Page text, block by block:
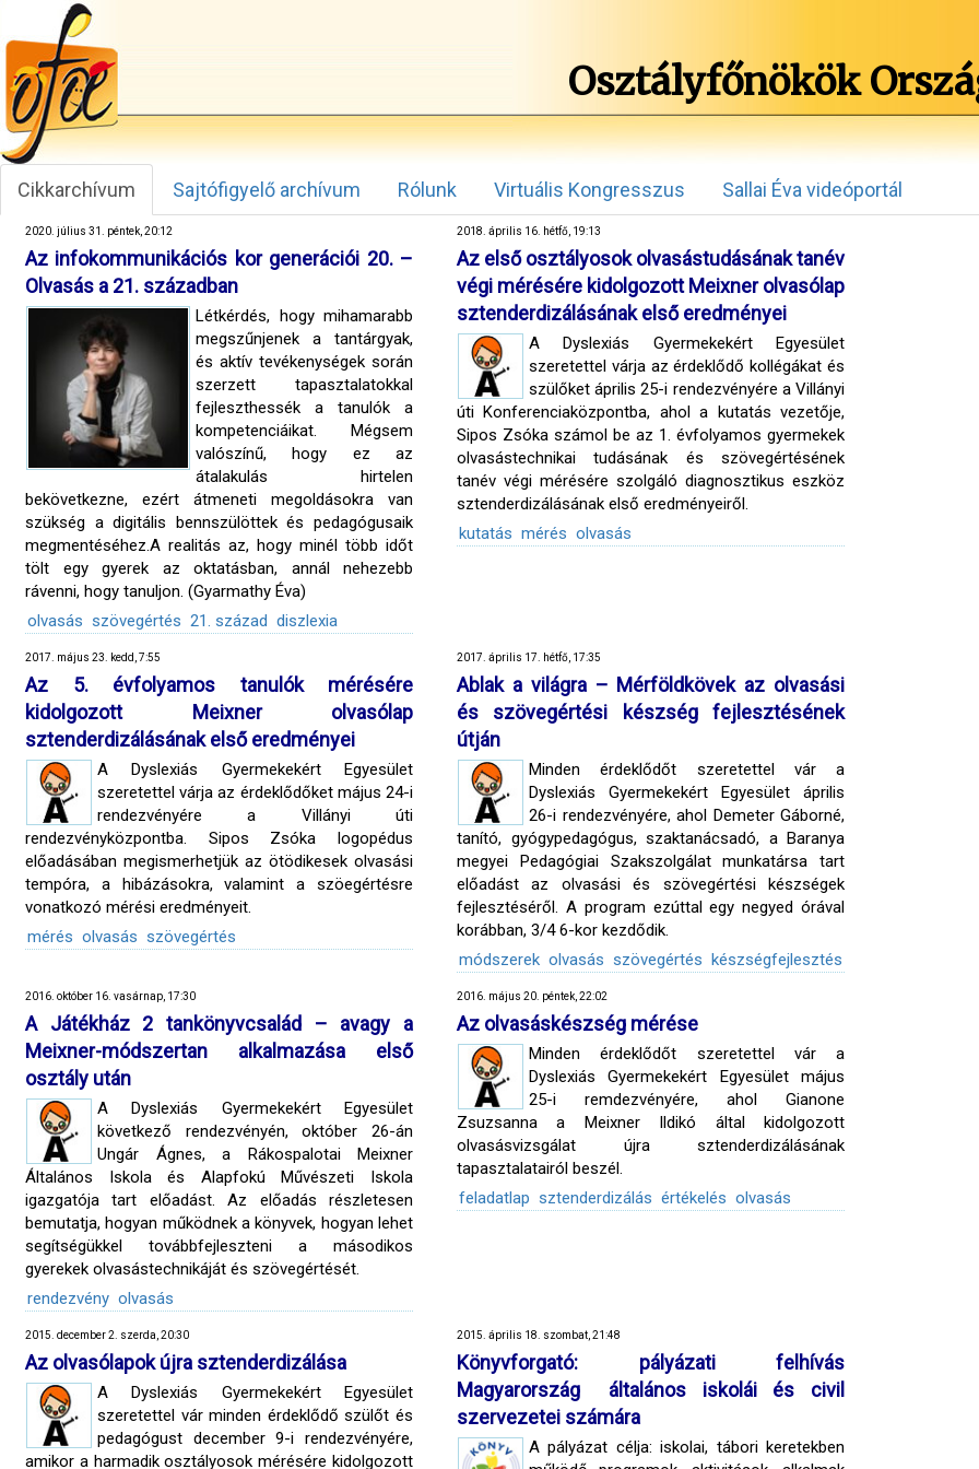
Osztályfőnökök
Cikkarchívum Sajtófigyelő archívum Rólunk Virtuális Kongresszus Sallai Éva videóportál
2020. július 31. péntek, 20:12
Az infokommunikációs kor generációi 20. –
Olvasás a 21. században
Létkérdés, hogy mihamarabb
megszűnjenek a tantárgyak,
és aktív tevékenységek során
szerzett tapasztalatokkal
fejleszthessék a tanulók a
kompetenciáikat. Mégsem
valószínű, hogy ez az
átalakulás hirtelen
bekövetkezne, ezért átmeneti megoldásokra van
szükség a digitális bennszülöttek és pedagógusaik
megmentéséhez.A realitás az, hogy minél több időt
tölt egy gyerek az oktatásban, annál nehezebb
rávenni, hogy tanuljon. (Gyarmathy Éva)
olvasás szövegértés 21. század diszlexia
2018. április 16. hétfő, 19:13
Az első osztályosok olvasástudásának tanév
végi mérésére kidolgozott Meixner olvasólap
sztenderdizálásának első eredményei
A Dyslexiás Gyermekekért Egyesület
szeretettel várja az érdeklődő kollégákat és
szülőket április 25-i rendezvényére a Villányi
úti Konferenciaközpontba, ahol a kutatás vezetője,
Sipos Zsóka számol be az 1. évfolyamos gyermekek
olvasástechnikai tudásának és szövegértésének
tanév végi mérésére szolgáló diagnosztikus eszköz
sztenderdizálásának első eredményeiről.
kutatás mérés olvasás
2017. május 23. kedd, 7:55
Az 5. évfolyamos tanulók mérésére
kidolgozott Meixner olvasólap
sztenderdizálásának első eredményei
A Dyslexiás Gyermekekért Egyesület
szeretettel várja az érdeklődőket május 24-i
rendezvényére a Villányi úti
rendezvényközpontba. Sipos Zsóka logopédus
előadásában megismerhetjük az ötödikesek olvasási
tempóra, a hibázásokra, valamint a szöegértésre
vonatkozó mérési eredményeit.
mérés olvasás szövegértés
2017. április 17. hétfő, 17:35
Ablak a világra – Mérföldkövek az olvasási
és szövegértési készség fejlesztésének
útján
Minden érdeklődőt szeretettel vár a
Dyslexiás Gyermekekért Egyesület április
26-i rendezvényére, ahol Demeter Gáborné,
tanító, gyógypedagógus, szaktanácsadó, a Baranya
megyei Pedagógiai Szakszolgálat munkatársa tart
előadást az olvasási és szövegértési készségek
fejlesztéséről. A program ezúttal egy negyed órával
korábban, 3/4 6-kor kezdődik.
módszerek olvasás szövegértés készségfejlesztés
2016. október 16. vasárnap, 17:30
A Játékház 2 tankönyvcsalád – avagy a
Meixner-módszertan alkalmazása első
osztály után
A Dyslexiás Gyermekekért Egyesület
következő rendezvényén, október 26-án
Ungár Ágnes, a Rákospalotai Meixner
Általános Iskola és Alapfokú Művészeti Iskola
igazgatója tart előadást. Az előadás részletesen
bemutatja, hogyan működnek a könyvek, hogyan lehet
segítségükkel továbbfejleszteni a másodikos
gyerekek olvasástechnikáját és szövegértését.
rendezvény olvasás
2016. május 20. péntek, 22:02
Az olvasáskészség mérése
Minden érdeklődőt szeretettel vár a
Dyslexiás Gyermekekért Egyesület május
25-i remdezvényére, ahol Gianone
Zsuzsanna a Meixner Ildikó által kidolgozott
olvasásvizsgálat újra sztenderdizálásának
tapasztalatairól beszél.
feladatlap sztenderdizálás értékelés olvasás
2015. december 2. szerda, 20:30
Az olvasólapok újra sztenderdizálása
A Dyslexiás Gyermekekért Egyesület
szeretettel vár minden érdeklődő szülőt és
pedagógust december 9-i rendezvényére,
amikor a harmadik osztályosok mérésére kidolgozott
2015. április 18. szombat, 21:48
Könyvforgató: pályázati felhívás
Magyarország általános iskolái és civil
szervezetei számára
A pályázat célja: iskolai, tábori keretekben